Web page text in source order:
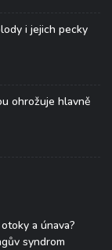
i jejich pecky
ohrožuje hlavně
a únava?
syndrom